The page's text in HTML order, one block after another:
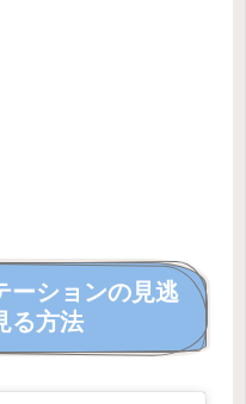
ーションの見逃
る方法